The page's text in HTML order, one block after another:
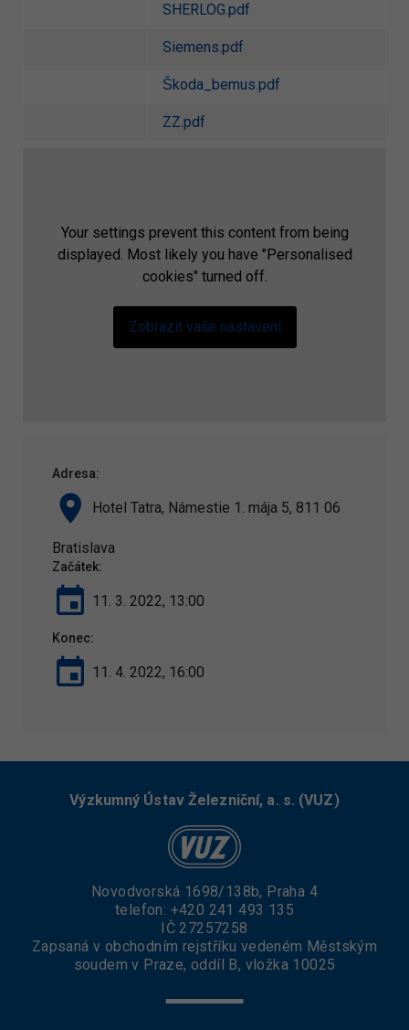
SHERLOG.pdf
Siemens.pdf
Škoda_bemus.pdf
ZZ.pdf
Your settings prevent this content from being
displayed. Most likely you have "Personalised
cookies" turned off.
Zobrazit vaše nastavení
Adresa:
Hotel Tatra, Námestie 1. mája 5, 811 06
Bratislava
Začátek:
11. 3. 2022, 13:00
Konec:
11. 4. 2022, 16:00
Výzkumný Ústav Železniční, a. s. (VUZ)
Novodvorská 1698/138b, Praha 4
telefon: +420 241 493 135
IČ 27257258
Zapsaná v obchodním rejstříku vedeném Městským
soudem v Praze, oddíl B, vložka 10025